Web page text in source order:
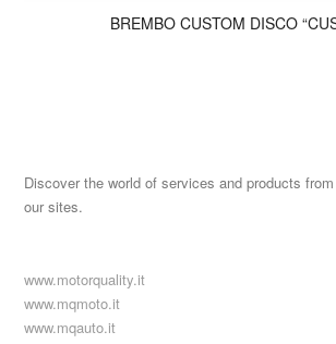
BREMBO CUSTOM DISCO
Discover the world of services and products
our sites.
www.motorquality.it
www.mqmoto.it
www.mqauto.it